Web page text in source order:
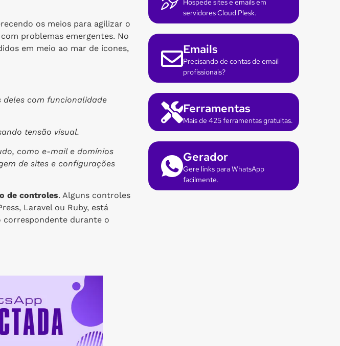
os meios para agilizar o
problemas emergentes. No
em meio ao mar de ícones,
deles com funcionalidade
tensão visual.
como e-mail e domínios
de sites e configurações
de controles. Alguns controles
Laravel ou Ruby, está
correspondente durante o
Hospede sites e emails em
servidores Cloud Plesk.
Emails
Precisando de contas de email
profissionais?
Ferramentas
Mais de 425 ferramentas gratuitas.
Gerador
Gere links para WhatsApp
facilmente.